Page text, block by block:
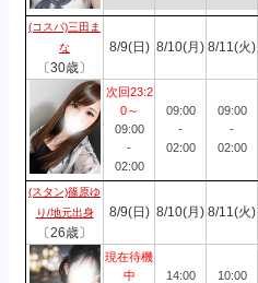
(コスパ)三田ま
な
〔30歳〕
8/9(日) 8/10(月) 8/11(火)
次回23:2
0～
09:00
-
02:00
09:00
-
02:00
09:00
-
02:00
(スタン)篠原ゆ
り/地元出身
〔26歳〕
8/9(日) 8/10(月) 8/11(火)
現在待機
中
14:00
10:00